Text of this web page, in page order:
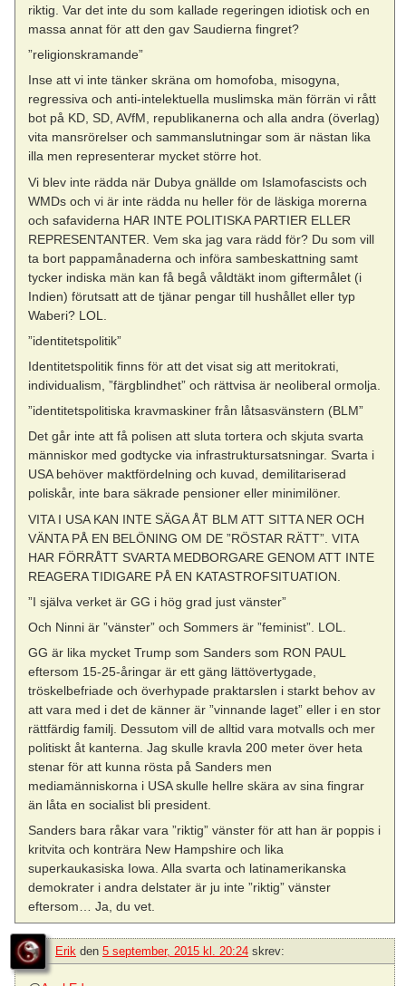
riktig. Var det inte du som kallade regeringen idiotisk och en
massa annat för att den gav Saudierna fingret?
”religionskramande”
Inse att vi inte tänker skräna om homofoba, misogyna,
regressiva och anti-intelektuella muslimska män förrän vi rått
bot på KD, SD, AVfM, republikanerna och alla andra (överlag)
vita mansrörelser och sammanslutningar som är nästan lika
illa men representerar mycket större hot.
Vi blev inte rädda när Dubya gnällde om Islamofascists och
WMDs och vi är inte rädda nu heller för de läskiga morerna
och safaviderna HAR INTE POLITISKA PARTIER ELLER
REPRESENTANTER. Vem ska jag vara rädd för? Du som vill
ta bort pappamånaderna och införa sambeskattning samt
tycker indiska män kan få begå våldtäkt inom giftermålet (i
Indien) förutsatt att de tjänar pengar till hushållet eller typ
Waberi? LOL.
”identitetspolitik”
Identitetspolitik finns för att det visat sig att meritokrati,
individualism, ”färgblindhet” och rättvisa är neoliberal ormolja.
”identitetspolitiska kravmaskiner från låtsasvänstern (BLM”
Det går inte att få polisen att sluta tortera och skjuta svarta
människor med godtycke via infrastruktursatsningar. Svarta i
USA behöver maktfördelning och kuvad, demilitariserad
poliskår, inte bara säkrade pensioner eller minimilöner.
VITA I USA KAN INTE SÄGA ÅT BLM ATT SITTA NER OCH
VÄNTA PÅ EN BELÖNING OM DE ”RÖSTAR RÄTT”. VITA
HAR FÖRRÅTT SVARTA MEDBORGARE GENOM ATT INTE
REAGERA TIDIGARE PÅ EN KATASTROFSITUATION.
”I själva verket är GG i hög grad just vänster”
Och Ninni är ”vänster” och Sommers är ”feminist”. LOL.
GG är lika mycket Trump som Sanders som RON PAUL
eftersom 15-25-åringar är ett gäng lättövertygade,
tröskelbefriade och överhypade praktarslen i starkt behov av
att vara med i det de känner är ”vinnande laget” eller i en stor
rättfärdig familj. Dessutom vill de alltid vara motvalls och mer
politiskt åt kanterna. Jag skulle kravla 200 meter över heta
stenar för att kunna rösta på Sanders men
mediamänniskorna i USA skulle hellre skära av sina fingrar
än låta en socialist bli president.
Sanders bara råkar vara ”riktig” vänster för att han är poppis i
kritvita och konträra New Hampshire och lika
superkaukasiska Iowa. Alla svarta och latinamerikanska
demokrater i andra delstater är ju inte ”riktig” vänster
eftersom… Ja, du vet.
Erik den 5 september, 2015 kl. 20:24 skrev: